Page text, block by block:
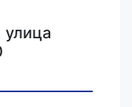
улица